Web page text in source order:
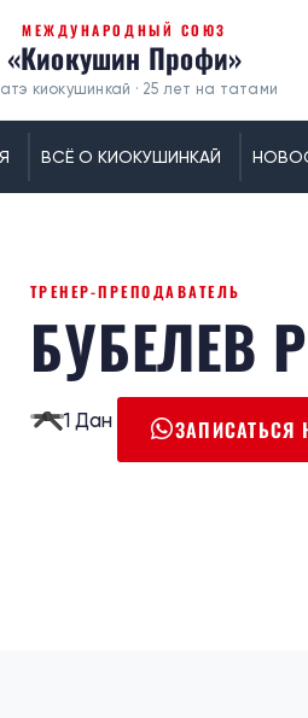
МЕЖДУНАРОДНЫЙ СОЮЗ
«Киокушин Профи»
киокушинкай · 25 лет на татами
ВСЁ О КИОКУШИНКАЙ
ТРЕНЕР-ПРЕПОДАВАТЕЛЬ
БУБЕЛЕВ
1 Дан ЗАПИСАТЬСЯ